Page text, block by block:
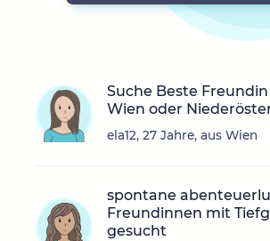
Suche Beste
Wien oder
ela12, 27 Jahre, aus Wien
spontane
Freundinnen mit
gesucht